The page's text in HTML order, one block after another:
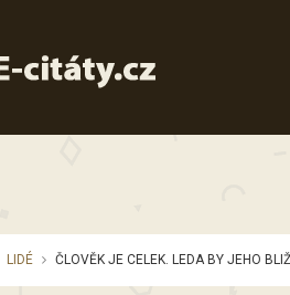
LIDÉ ČLOVĚK JE CELEK. LEDA BY JEHO